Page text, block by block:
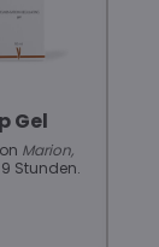
Gel
Marion,
Stunden.